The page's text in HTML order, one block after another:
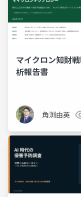
マイクロン知財
析報告書
角渕由英